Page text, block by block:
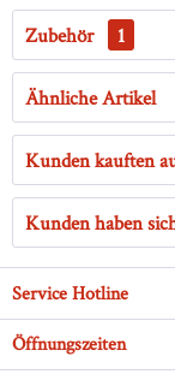
Zubehör 1
Ähnliche Artikel
Kunden kauften
Kunden haben
Service Hotline
Öffnungszeiten